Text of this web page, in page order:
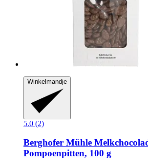
Winkelmandje
5.0 (2)
Berghofer Mühle
Pompoenpitten, 100 g